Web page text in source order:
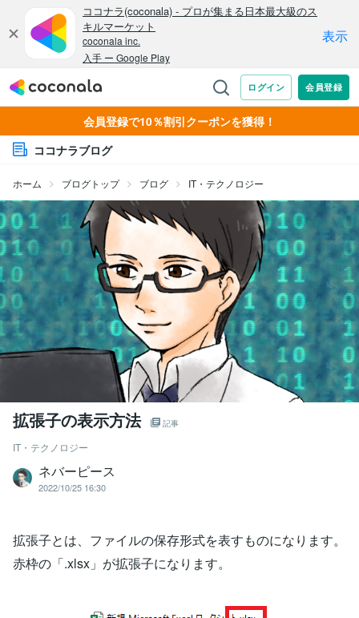
会員登録で10％割引クーポンを獲得！
ココナラブログ
ホーム ブログトップ ブログ IT・テクノロジー
拡張子の表示方法 記事
IT・テクノロジー
ネバーピース
2022/10/25 16:30
拡張子とは、ファイルの保存形式を表すものになります。
赤枠の「.xlsx」が拡張子になります。